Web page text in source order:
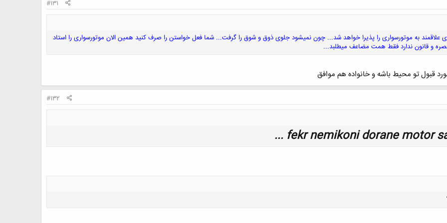
#131
علاقمند به موتورسواری را پذیرا خواهد شد... چون نمیشود جلوی ذوق و شوق را گرفت... شما فعل خواستن را صرف کنید همین الان موتورسواری را استاد
و قانون ندارد فقط همت مضاعف میطلبد...
قبول تو محیط باشه و خانواده هم موافق
#132
fekr nemikoni dorane motor